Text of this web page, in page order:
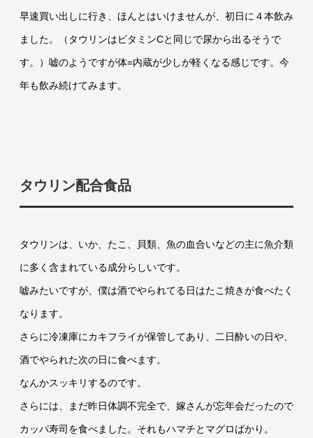
早速買い出しに行き、ほんとはいけませんが、初日に４本飲み
ました。（タウリンはビタミンCと同じで尿から出るそうで
す。）嘘のようですが体=内蔵が少しが軽くなる感じです。今
年も飲み続けてみます。
タウリン配合食品
タウリンは、いか、たこ、貝類、魚の血合いなどの主に魚介類
に多く含まれている成分らしいです。
嘘みたいですが、僕は酒でやられてる日はたこ焼きが食べたく
なります。
さらに冷凍庫にカキフライが保管してあり、二日酔いの日や、
酒でやられた次の日に食べます。
なんかスッキリするのです。
さらには、まだ昨日体調不完全で、嫁さんが忘年会だったので
カッパ寿司を食べました。それもハマチとマグロばかり。